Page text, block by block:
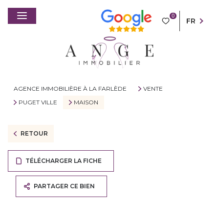
0
FR
AGENCE IMMOBILIÈRE À LA FARLÈDE
VENTE
PUGET VILLE
MAISON
RETOUR
TÉLÉCHARGER LA FICHE
PARTAGER CE BIEN